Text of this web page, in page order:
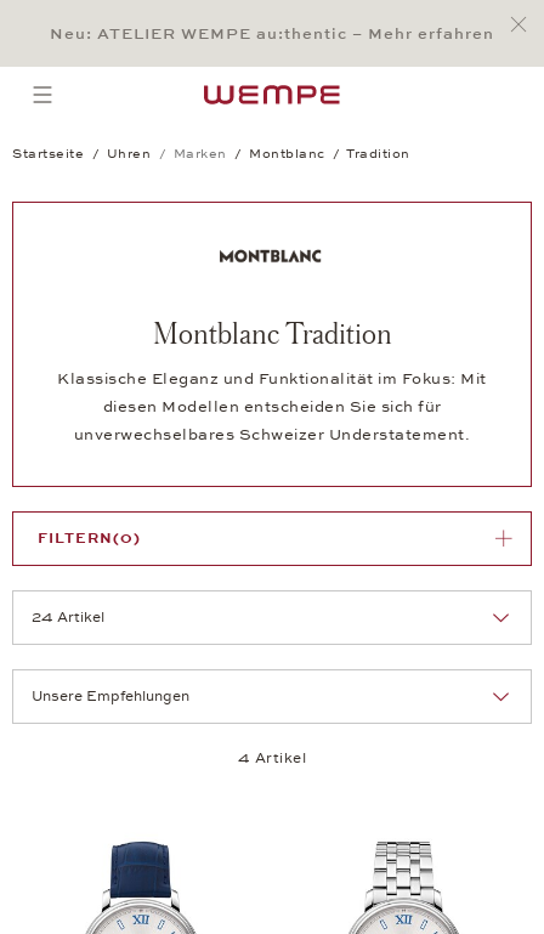
Main Content
Main Menu
Search
Footer
Neu: ATELIER WEMPE au:thentic – Mehr erfahren
open menu
Startseite Uhren Marken Montblanc Tradition
Montblanc Tradition
Klassische Eleganz und Funktionalität im Fokus: Mit
diesen Modellen entscheiden Sie sich für
unverwechselbares Schweizer Understatement.
4 Artikel
FILTERN(0)